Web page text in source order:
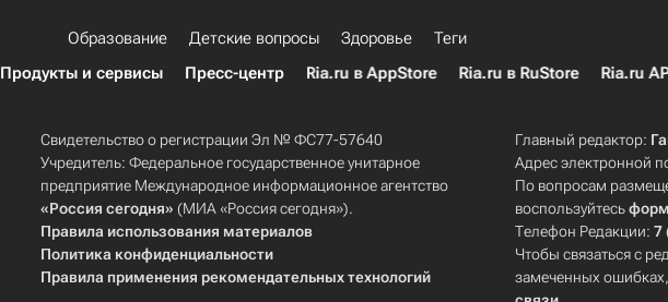
Образование Детские вопросы Здоровье
Теги
Продукты и сервисы Пресс-центр Ria.ru в AppStore Ria.ru в RuStore Ria.ru
Свидетельство о регистрации Эл № ФС77-57640
Учредитель: Федеральное государственное унитарное
предприятие Международное информационное агентство
«Россия сегодня» (МИА «Россия сегодня»).
Правила использования материалов
Политика конфиденциальности
Правила применения рекомендательных технологий
Главный редактор:
Адрес электронной
По вопросам
воспользуйтесь
Телефон Редакции:7
Чтобы связаться с
замеченных